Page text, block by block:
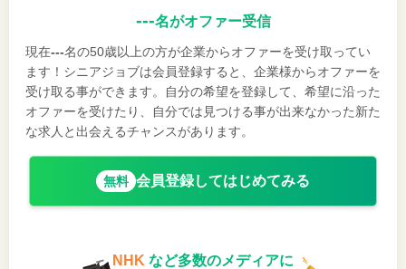
---名がオファー受信
現在---名の50歳以上の方が企業からオファーを受け取ってい
ます！シニアジョブは会員登録すると、企業様からオファーを
受け取る事ができます。自分の希望を登録して、希望に沿った
オファーを受けたり、自分では見つける事が出来なかった新た
な求人と出会えるチャンスがあります。
無料 会員登録してはじめてみる
NHK など多数のメディアに